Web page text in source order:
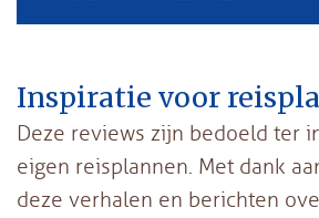
Inspiratie voor
Deze reviews zijn bedoeld ter
eigen reisplannen. Met dank
deze verhalen en berichten